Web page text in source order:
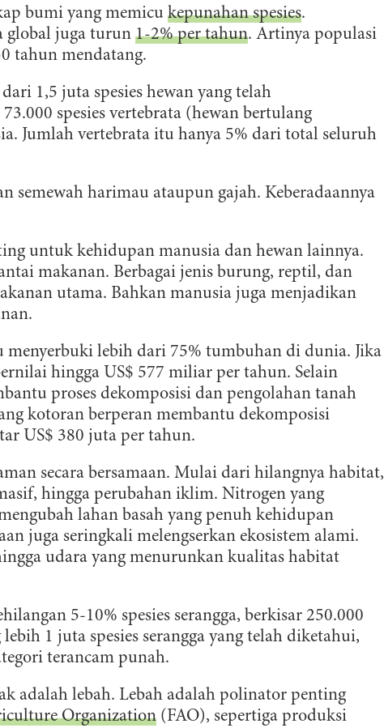
bumi yang memicu kepunahan spesies.
global juga turun 1-2% per tahun. Artinya populasi
tahun mendatang.
1,5 juta spesies hewan yang telah
spesies vertebrata (hewan bertulang
Jumlah vertebrata itu hanya 5% dari total seluruh
semewah harimau ataupun gajah. Keberadaannya
untuk kehidupan manusia dan hewan lainnya.
makanan. Berbagai jenis burung, reptil, dan
utama. Bahkan manusia juga menjadikan
menyerbuki lebih dari 75% tumbuhan di dunia. Jika
hingga US$ 577 miliar per tahun. Selain
proses dekomposisi dan pengolahan tanah
kotoran berperan membantu dekomposisi
US$ 380 juta per tahun.
secara bersamaan. Mulai dari hilangnya habitat,
hingga perubahan iklim. Nitrogen yang
lahan basah yang penuh kehidupan
juga seringkali melengserkan ekosistem alami.
udara yang menurunkan kualitas habitat
5-10% spesies serangga, berkisar 250.000
1 juta spesies serangga yang telah diketahui,
terancam punah.
adalah lebah. Lebah adalah polinator penting
Organization (FAO), sepertiga produksi